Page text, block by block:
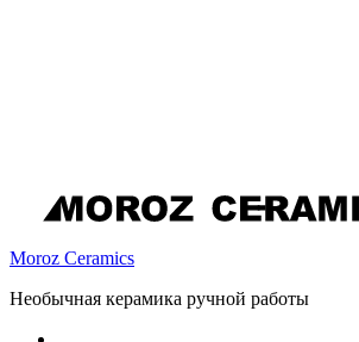
Moroz Ceramics
Необычная керамика ручной работы